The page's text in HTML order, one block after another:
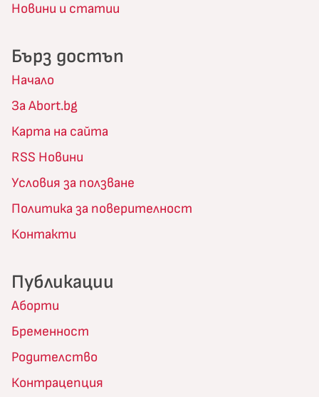
Новини и статии
Бърз достъп
Начало
За Abort.bg
Карта на сайта
RSS Новини
Условия за ползване
Политика за поверителност
Контакти
Публикации
Аборти
Бременност
Родителство
Контрацепция